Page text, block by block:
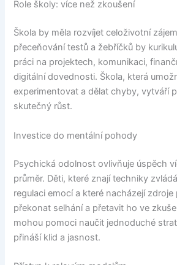
Role školy: více než zkoušení
Škola by měla rozvíjet celoživotní
přeceňování testů a žebříčků by
práci na projektech, komunikaci,
digitální dovednosti. Škola, která
experimentovat a dělat chyby, vytváří
skutečný růst.
Investice do mentální pohody
Psychická odolnost ovlivňuje úspěch
průměr. Děti, které znají techniky
regulaci emocí a které nacházejí
překonat selhání a přetavit ho ve
mohou pomoci naučit jednoduché
přináší klid a jasnost.